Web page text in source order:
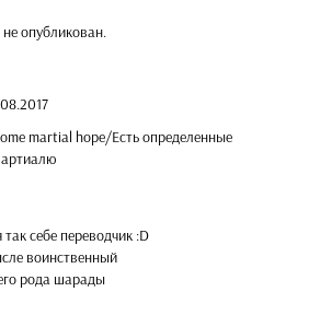
опубликован.
martial hope/Есть определенные
так себе переводчик :D
воинственный
рода шарады